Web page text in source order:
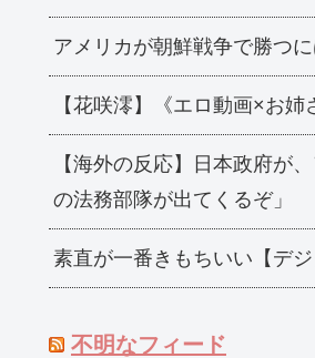
アメリカが朝鮮戦争で勝つ
【花咲澪】《エロ動画×お
【海外の反応】日本政府が
の法務部隊が出てくるぞ」
素直が一番きもちいい【デ
不明なフィード